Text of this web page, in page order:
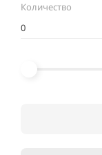
Количество